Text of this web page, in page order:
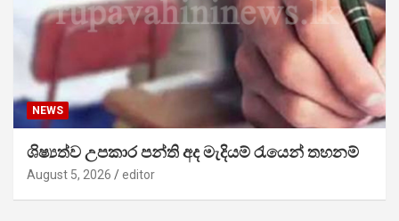
NEWS
ශිෂ්‍යත්ව උපකාර පන්ති අද මැදියම් රැයෙන් තහනම්
August 5, 2026 editor